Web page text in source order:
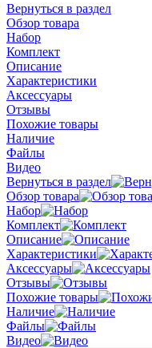
Вернуться в раздел
Обзор товара
Набор
Комплект
Описание
Характеристики
Аксессуары
Отзывы
Похожие товары
Наличие
Файлы
Видео
Вернуться в раздел
Обзор товара
Набор
Комплект
Описание
Характеристики
Аксессуары
Отзывы
Похожие товары
Наличие
Файлы
Видео